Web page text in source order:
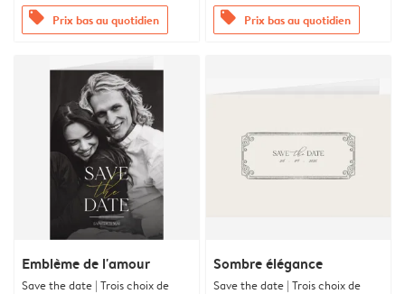
offers Prix bas au quotidien offers Prix bas au quotidien
Emblème de l'amour
Save the date | Trois choix de
Sombre élégance
Save the date | Trois choix de